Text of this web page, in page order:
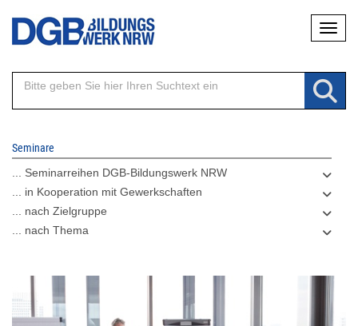
Direkt
Inhalt
Seminare
... Seminarreihen DGB-Bildungswerk NRW
... in Kooperation mit Gewerkschaften
... nach Zielgruppe
... nach Thema